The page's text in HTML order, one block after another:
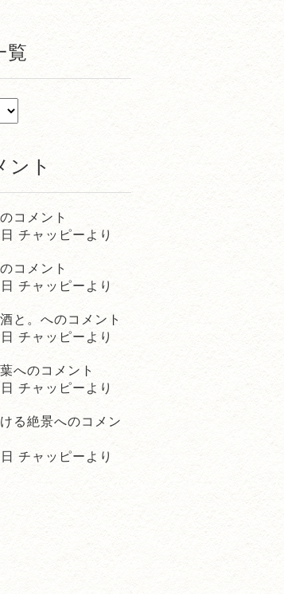
覧
ント
コメント
チャッピーより
コメント
チャッピーより
と。 へのコメント
チャッピーより
へのコメント
チャッピーより
る絶景へのコメン
チャッピーより